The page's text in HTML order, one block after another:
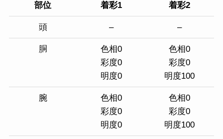
部位 着彩1 着彩2
頭 – –
胴
色相0
彩度0
明度0
色相0
彩度0
明度100
腕
色相0
彩度0
明度0
色相0
彩度0
明度100